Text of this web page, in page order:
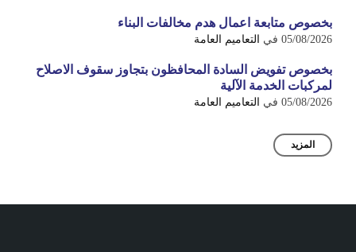
بخصوص متابعة اعمال هدم مخالفات البناء
05/08/2026 في التعاميم العامة
بخصوص تفويض السادة المحافظون بتجاوز سقوف الاصلاح
لمركبات الخدمة الآلية
05/08/2026 في التعاميم العامة
المزيد